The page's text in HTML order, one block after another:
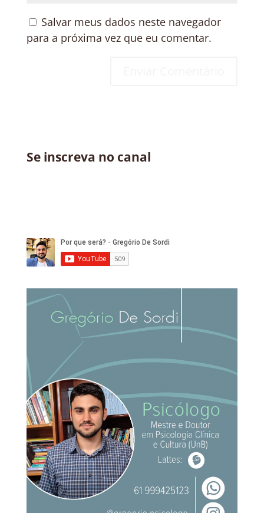
Salvar meus dados neste navegador
para a próxima vez que eu comentar.
Se inscreva no canal